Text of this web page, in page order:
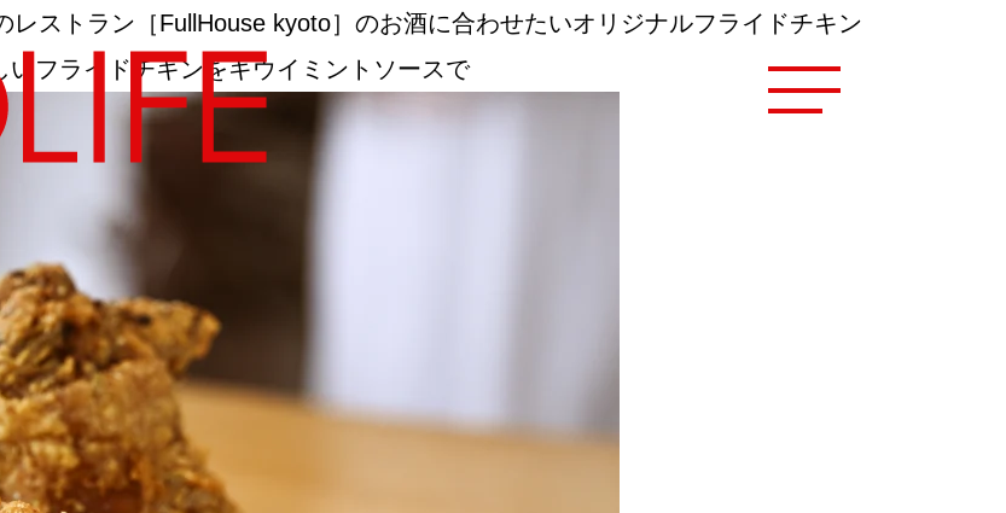
地図から探す
レストラン［FullHouse kyoto］のお酒に合わせたいオリジナルフライドチキン
フライドチキンをキウイミントソースで